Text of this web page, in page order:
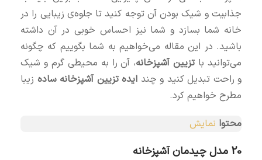
جذابیت و شیک بودن آن توجه کنید تا جلوه‌ی زیبایی را در
خانه شما بسازد و شما نیز احساس خوبی در آن داشته‌
باشید. در این مقاله می‌خواهیم به شما بگوییم که چگونه
می‌توانید با تزیین آشپزخانه، آن را به محیطی گرم و شیک
و راحت تبدیل کنید و چند ایده تزیین آشپزخانه ساده زیبا
مطرح خواهیم کرد.
محتوا نمایش
20 مدل چیدمان آشپزخانه